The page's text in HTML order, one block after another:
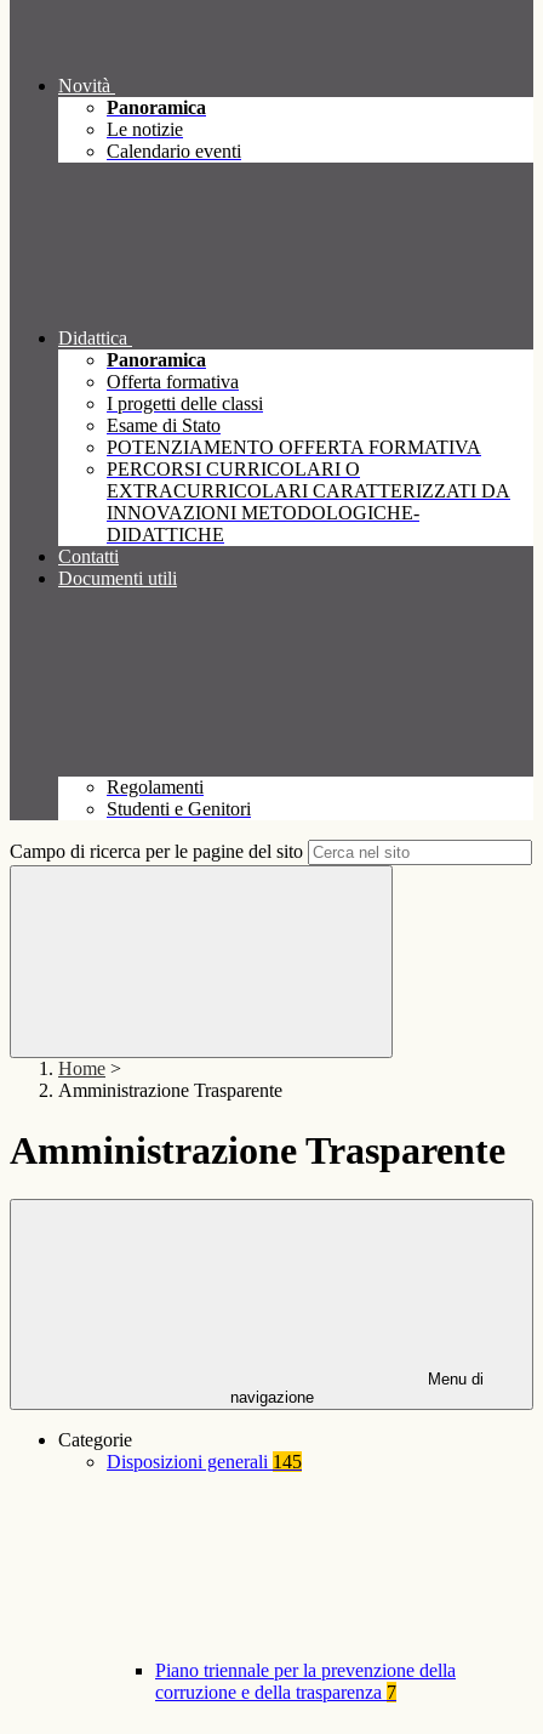
Novità
Panoramica
Le notizie
Calendario eventi
Didattica
Panoramica
Offerta formativa
I progetti delle classi
Esame di Stato
POTENZIAMENTO OFFERTA FORMATIVA
PERCORSI CURRICOLARI O
EXTRACURRICOLARI CARATTERIZZATI DA
INNOVAZIONI METODOLOGICHE-
DIDATTICHE
Contatti
Documenti utili
Regolamenti
Studenti e Genitori
Campo di ricerca per le pagine del sito
Home >
Amministrazione Trasparente
Amministrazione Trasparente
Menu di
navigazione
Categorie
Disposizioni generali 145
Piano triennale per la prevenzione della
corruzione e della trasparenza 7